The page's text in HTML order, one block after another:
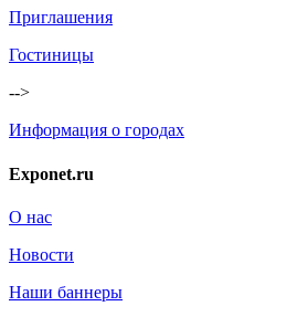
Приглашения
Гостиницы
-->
Информация о городах
Exponet.ru
О нас
Новости
Наши баннеры